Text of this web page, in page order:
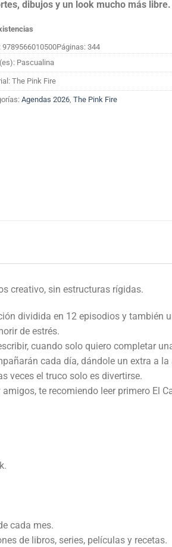
dibujos y un look mucho más libre.
9789566010500Páginas: 344
Pascualina
The Pink Fire
Agendas 2026, The Pink Fire
creativo, sin estructuras rígidas.
dividida en 12 episodios y también
de estrés.
cuando solo quiero completar
cada día, dándole un extra a la
veces el truco solo es divertirse.
te recomiendo leer primero El
cada mes.
de libros, series, películas y recetas.